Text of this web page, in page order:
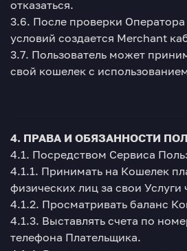
отказаться.
3.6. После проверки
условий создается Merchant
3.7. Пользователь может
свой кошелек с
4. ПРАВА И ОБЯЗАННОСТИ
4.1. Посредством Сервиса
4.1.1. Принимать на Кошелек
физических лиц за свои Услуги
4.1.2. Просматривать баланс
4.1.3. Выставлять счета по
телефона Плательщика.